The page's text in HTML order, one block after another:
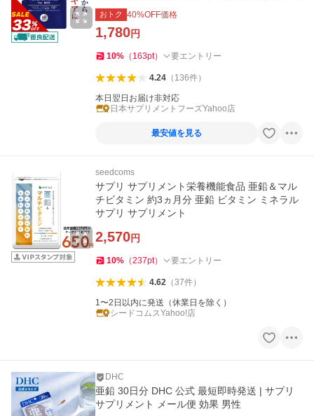
袋 約30日分
おトク 40%OFF価格
1,780円
10% （ 163pt） 要エントリー
4.24（ 136件）
本日翌日お届け非対応
日本サプリメントフーズYahoo店
最安値を見る
seedcoms
サプリ サプリメント栄養機能食品 亜鉛＆マル
チビタミン 約3ヵ月分 亜鉛 ビタミン ミネラル
サプリ サプリメント
2,570円
10% （237pt） 要エントリー
4.62（37件）
1〜2日以内に発送（休業日を除く）
シードコムスYahoo!店
DHC
亜鉛 30日分 DHC 公式 最短即時発送 | サプリ
サプリメント メール便 効果 男性